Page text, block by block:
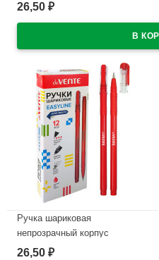
В наличии
26,50 ₽
Ручка шариковая
непрозрачный корпус
(deVENTE) Простые линии
26,50 ₽